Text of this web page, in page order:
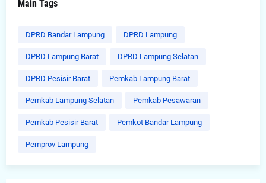
Main Tags
DPRD Bandar Lampung DPRD Lampung
DPRD Lampung Barat DPRD Lampung Selatan
DPRD Pesisir Barat Pemkab Lampung Barat
Pemkab Lampung Selatan Pemkab Pesawaran
Pemkab Pesisir Barat Pemkot Bandar Lampung
Pemprov Lampung